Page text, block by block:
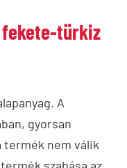
türkiz
A
gyorsan
termék nem válik